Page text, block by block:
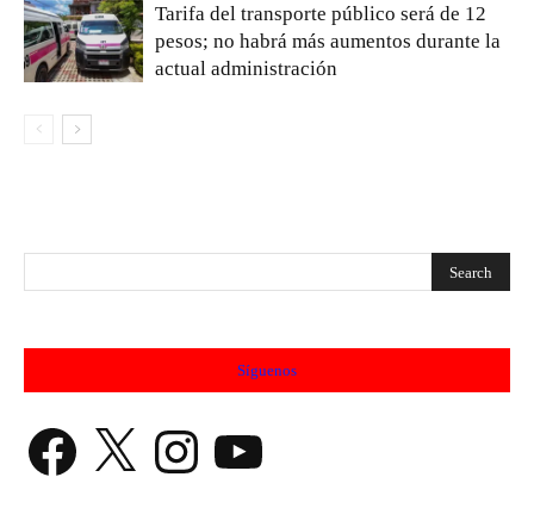
Tarifa del transporte público será de 12
pesos; no habrá más aumentos durante la
actual administración
Síguenos
Facebook X Instagram